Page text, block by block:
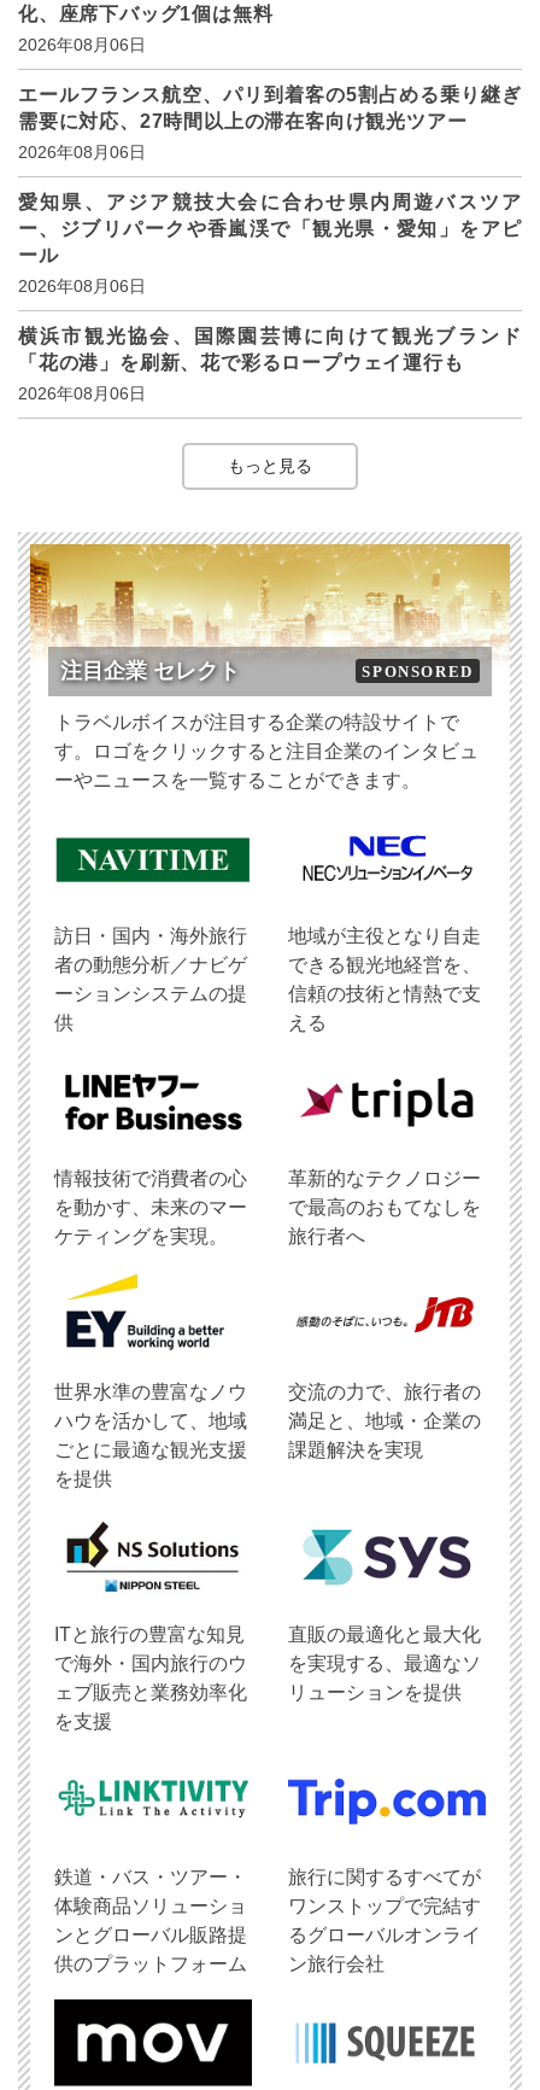
化、座席下バッグ1個は無料
2026年08月06日
エールフランス航空、パリ到着客の5割占める乗り継ぎ
需要に対応、27時間以上の滞在客向け観光ツアー
2026年08月06日
愛知県、アジア競技大会に合わせ県内周遊バスツア
ー、ジブリパークや香嵐渓で「観光県・愛知」をアピ
ール
2026年08月06日
横浜市観光協会、国際園芸博に向けて観光ブランド
「花の港」を刷新、花で彩るロープウェイ運行も
2026年08月06日
もっと見る
注目企業 セレクト SPONSORED
トラベルボイスが注目する企業の特設サイトで
す。ロゴをクリックすると注目企業のインタビュ
ーやニュースを一覧することができます。
訪日・国内・海外旅行
者の動態分析／ナビゲ
ーションシステムの提
供
地域が主役となり自走
できる観光地経営を、
信頼の技術と情熱で支
える
情報技術で消費者の心
を動かす、未来のマー
ケティングを実現。
革新的なテクノロジー
で最高のおもてなしを
旅行者へ
世界水準の豊富なノウ
ハウを活かして、地域
ごとに最適な観光支援
を提供
交流の力で、旅行者の
満足と、地域・企業の
課題解決を実現
ITと旅行の豊富な知見
で海外・国内旅行のウ
ェブ販売と業務効率化
を支援
直販の最適化と最大化
を実現する、最適なソ
リューションを提供
鉄道・バス・ツアー・
体験商品ソリューショ
ンとグローバル販路提
供のプラットフォーム
旅行に関するすべてが
ワンストップで完結す
るグローバルオンライ
ン旅行会社